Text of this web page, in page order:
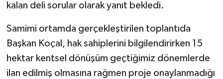
kalan deli sorular olarak yanıt bekledi.
Samimi ortamda gerçekleştirilen toplantıda
Başkan Koçal, hak sahiplerini bilgilendirirken 15
hektar kentsel dönüşüm geçtiğimiz dönemlerde
ilan edilmiş olmasına rağmen proje onaylanmadığı